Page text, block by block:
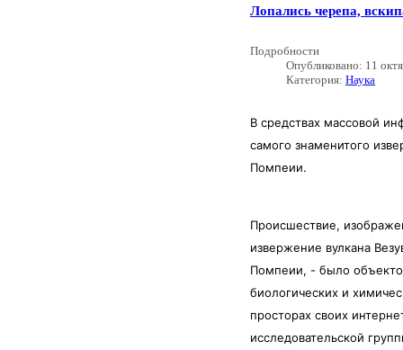
Лопались черепа,
Подробности
Опубликовано: 11
Категория: Наука
В средствах массовой
самого знаменитого
Помпеии.
Происшествие,
извержение вулкана
Помпеии, - было
биологических и
просторах своих
исследовательской